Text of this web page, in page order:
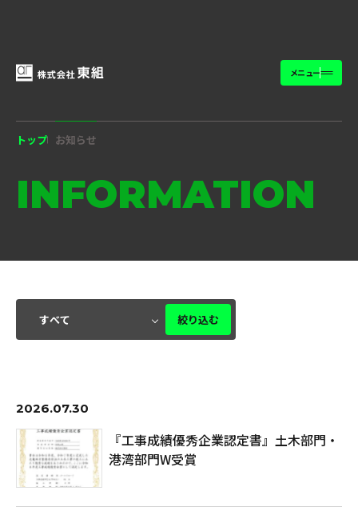
メニュー
トップ お知らせ
INFORMATION
絞り込む
2026.07.30
『工事成績優秀企業認定書』土木部門・
港湾部門W受賞